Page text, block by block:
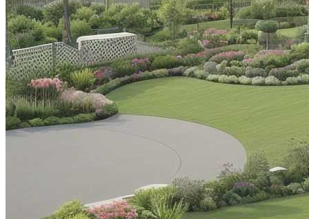
Как Избежать Ошибок При Сборке
Мебели Из ЛДСП
Великая Китайская Стена — Великое
Достояние Мировой Культуры
Цветочные Композиции Для Сада:
Идеи И Вдохновение